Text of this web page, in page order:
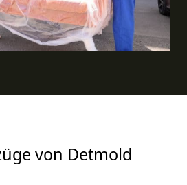
von Detmold